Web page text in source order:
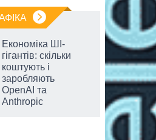
Економіка ШІ-
гігантів: скільки
коштують і
заробляють
OpenAI та
Anthropic